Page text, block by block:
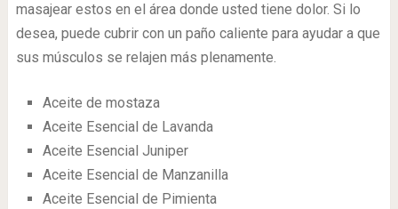
masajear estos en el área donde usted tiene dolor. Si lo
desea, puede cubrir con un paño caliente para ayudar a que
sus músculos se relajen más plenamente.
Aceite de mostaza
Aceite Esencial de Lavanda
Aceite Esencial Juniper
Aceite Esencial de Manzanilla
Aceite Esencial de Pimienta